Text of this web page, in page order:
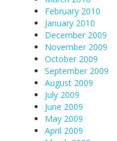
February 2010
January 2010
December 2009
November 2009
October 2009
September 2009
August 2009
July 2009
June 2009
May 2009
April 2009